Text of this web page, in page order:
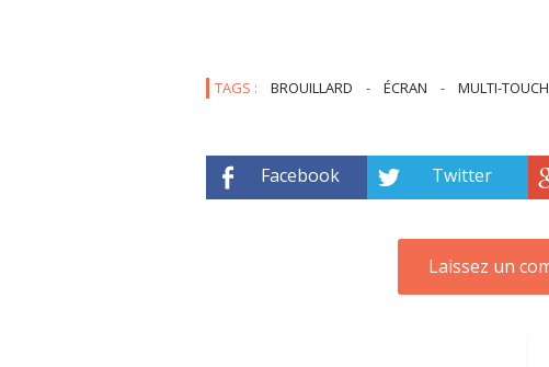
TAGS : BROUILLARD - ÉCRAN - MULTI-TOUCH
Facebook Twitter